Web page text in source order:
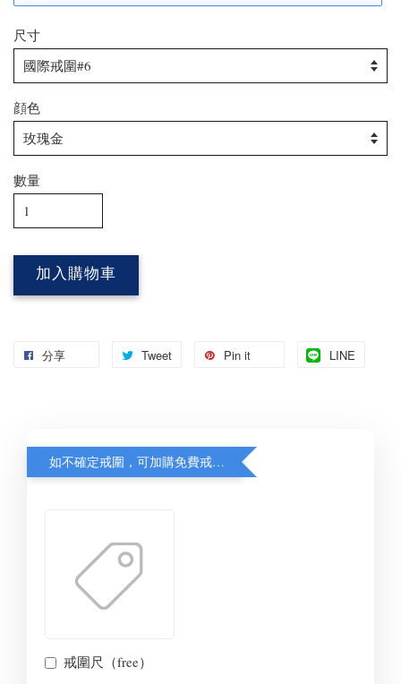
尺寸
顔色
數量
加入購物車
分享 Tweet Pin it LINE
如不確定戒圍，可加購免費戒圍尺，先量再出貨，備註填寫戒圍待確認
戒圍尺（free）